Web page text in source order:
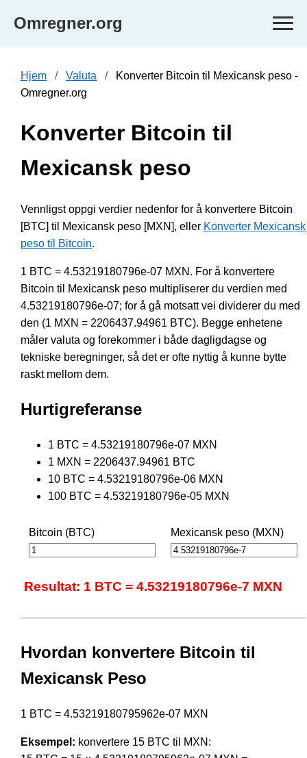
Omregner.org
Hjem Valuta
Konverter Bitcoin til Mexicansk peso -
Omregner.org
Konverter Bitcoin til
Mexicansk peso
Vennligst oppgi verdier nedenfor for å konvertere Bitcoin
[BTC] til Mexicansk peso [MXN], eller Konverter Mexicansk
peso til Bitcoin.
1 BTC = 4.53219180796e-07 MXN. For å konvertere
Bitcoin til Mexicansk peso multipliserer du verdien med
4.53219180796e-07; for å gå motsatt vei dividerer du med
den (1 MXN = 2206437.94961 BTC). Begge enhetene
måler valuta og forekommer i både dagligdagse og
tekniske beregninger, så det er ofte nyttig å kunne bytte
raskt mellom dem.
Hurtigreferanse
1 BTC = 4.53219180796e-07 MXN
1 MXN = 2206437.94961 BTC
10 BTC = 4.53219180796e-06 MXN
100 BTC = 4.53219180796e-05 MXN
Bitcoin (BTC) Mexicansk peso (MXN)
Resultat: 1 BTC = 4.53219180796e-7 MXN
Hvordan konvertere Bitcoin til
Mexicansk Peso
1 BTC = 4.53219180795962e-07 MXN
Eksempel: konvertere 15 BTC til MXN: